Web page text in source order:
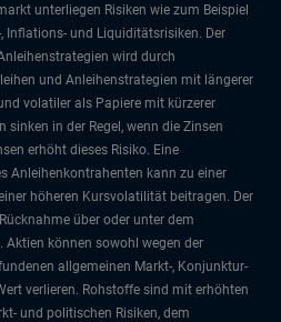
unterliegen Risiken wie zum Beispiel
Inflations- und Liquiditätsrisiken. Der
wird durch
und Anleihenstrategien mit längerer
volatiler als Papiere mit kürzerer
sinken in der Regel, wenn die Zinsen
erhöht dieses Risiko. Eine
Anleihenkontrahenten kann zu einer
höheren Kursvolatilität beitragen. Der
über oder unter dem
können sowohl wegen der
allgemeinen Markt-, Konjunktur-
verlieren. Rohstoffe sind mit erhöhten
und politischen Risiken, dem